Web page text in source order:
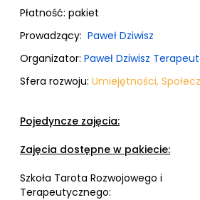
Płatność: pakiet
Prowadzący: Paweł Dziwisz
Organizator: Paweł Dziwisz
Sfera rozwoju: Umiejętności,
Pojedyncze zajęcia:
Zajęcia dostępne w pakiecie:
Szkoła Tarota Rozwojowego i
Terapeutycznego: